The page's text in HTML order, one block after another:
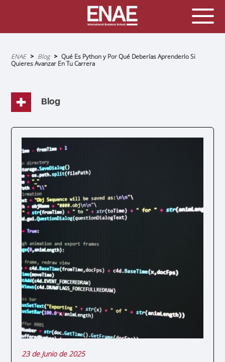
Sobrescribir
enlaces
de
navegación
ENAE Blog
Qué Es Python y Por Qué Deberías Aprenderlo Si
Quieres Avanzar En Tu Carrera
Blog
23 de Junio de 2025